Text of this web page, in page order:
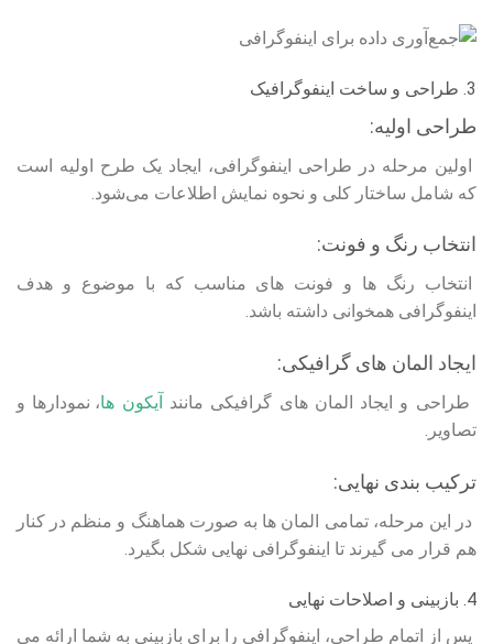
3. طراحی و ساخت اینفوگرافیک
طراحی اولیه:
اولین مرحله در طراحی اینفوگرافی، ایجاد یک طرح اولیه است
که شامل ساختار کلی و نحوه نمایش اطلاعات می‌شود.
انتخاب رنگ و فونت:
انتخاب رنگ‌ ها و فونت‌ های مناسب که با موضوع و هدف
اینفوگرافی همخوانی داشته باشد.
ایجاد المان‌ های گرافیکی:
طراحی و ایجاد المان‌ های گرافیکی مانند آیکون‌ ها، نمودارها و
تصاویر.
ترکیب‌ بندی نهایی:
در این مرحله، تمامی المان‌ ها به صورت هماهنگ و منظم در کنار
هم قرار می‌ گیرند تا اینفوگرافی نهایی شکل بگیرد.
4. بازبینی و اصلاحات نهایی
پس از اتمام طراحی، اینفوگرافی را برای بازبینی به شما ارائه می‌